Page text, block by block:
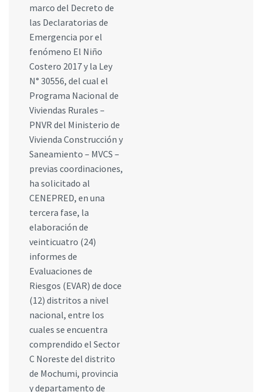
marco del Decreto de
las Declaratorias de
Emergencia por el
fenómeno El Niño
Costero 2017 y la Ley
N° 30556, del cual el
Programa Nacional de
Viviendas Rurales –
PNVR del Ministerio de
Vivienda Construcción y
Saneamiento – MVCS –
previas coordinaciones,
ha solicitado al
CENEPRED, en una
tercera fase, la
elaboración de
veinticuatro (24)
informes de
Evaluaciones de
Riesgos (EVAR) de doce
(12) distritos a nivel
nacional, entre los
cuales se encuentra
comprendido el Sector
C Noreste del distrito
de Mochumi, provincia
y departamento de